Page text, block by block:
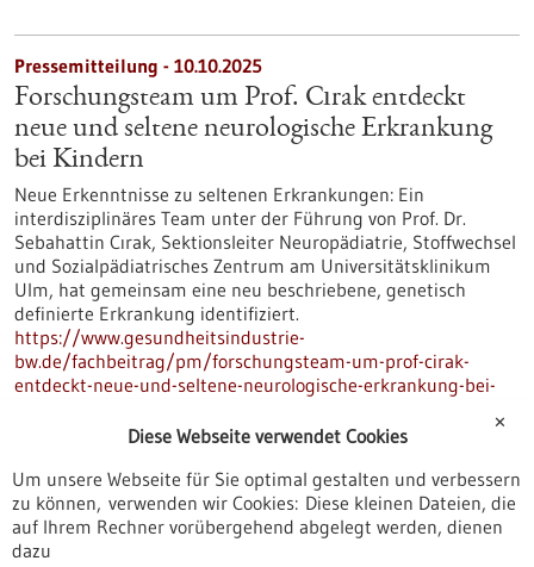
Pressemitteilung - 10.10.2025
Forschungsteam um Prof. Cırak entdeckt
neue und seltene neurologische Erkrankung
bei Kindern
Neue Erkenntnisse zu seltenen Erkrankungen: Ein
interdisziplinäres Team unter der Führung von Prof. Dr.
Sebahattin Cırak, Sektionsleiter Neuropädiatrie, Stoffwechsel
und Sozialpädiatrisches Zentrum am Universitätsklinikum
Ulm, hat gemeinsam eine neu beschriebene, genetisch
definierte Erkrankung identifiziert.
https://www.gesundheitsindustrie-
bw.de/fachbeitrag/pm/forschungsteam-um-prof-cirak-
entdeckt-neue-und-seltene-neurologische-erkrankung-bei-
Pressemitteilung - 13.10.2025
Mini-3D-Druck im Körper
Dr. Andrea Toulouse vom Institut für Technische Optik erhält
✕
Diese Webseite verwendet Cookies
Um unsere Webseite für Sie optimal gestalten und verbessern
zu können, verwenden wir Cookies: Diese kleinen Dateien, die
auf Ihrem Rechner vorübergehend abgelegt werden, dienen
dazu